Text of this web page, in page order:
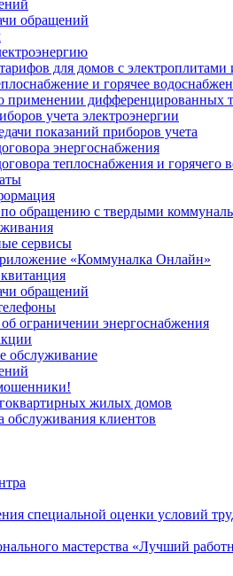
обращений
для домов с электроплитами
и горячее
применении дифференцированных
учета электроэнергии
показаний приборов учета
энергоснабжения
теплоснабжения и горячего
обращению с твердыми
сервисы
«Коммуналка Онлайн»
обращений
ограничении энергоснабжения
обслуживание
жилых домов
обслуживания клиентов
специальной оценки условий
мастерства «Лучший